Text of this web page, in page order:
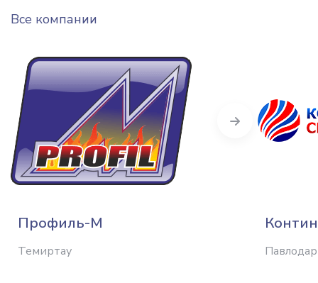
Все компании
Профиль-М
Темиртау Павлодар
Next